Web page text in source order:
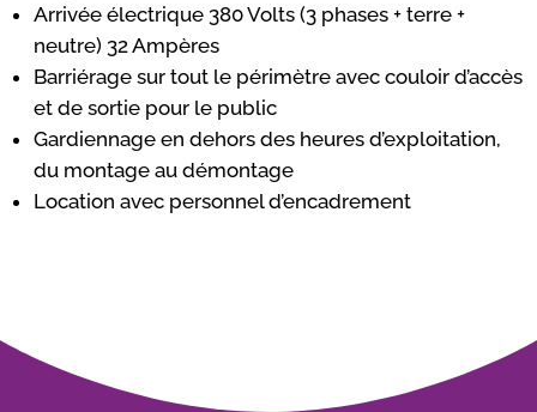
Arrivée électrique 380 Volts (3 phases + terre +
neutre) 32 Ampères
Barriérage sur tout le périmètre avec couloir d’accès
et de sortie pour le public
Gardiennage en dehors des heures d’exploitation,
du montage au démontage
Location avec personnel d’encadrement